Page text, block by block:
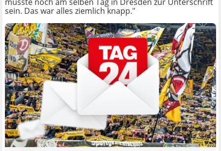
musste noch am selben Tag in Dresden zur Unterschrift
sein. Das war alles ziemlich knapp."